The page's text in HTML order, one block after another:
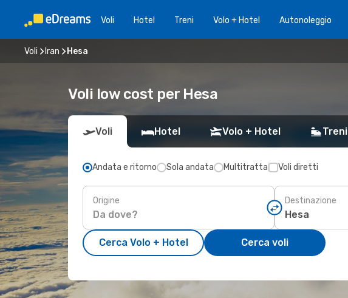
Voli Hotel Treni Volo + Hotel Autonoleggio
Voli Iran Hesa
Voli low cost per Hesa
Voli Hotel Volo + Hotel Treni
Andata e ritorno Sola andata Multitratta Voli diretti
Origine Destinazione
Cerca Volo + Hotel Cerca voli